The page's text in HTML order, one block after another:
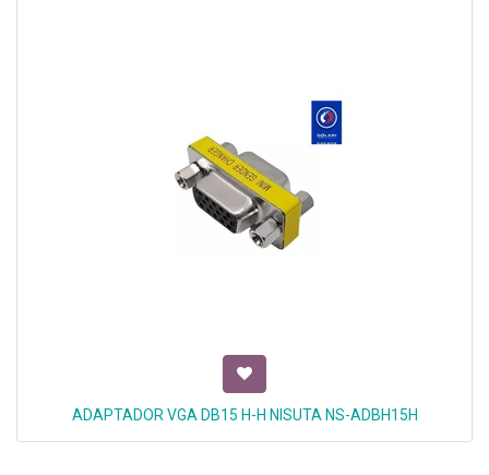
ADAPTADOR VGA DB15 H-H NISUTA NS-ADBH15H